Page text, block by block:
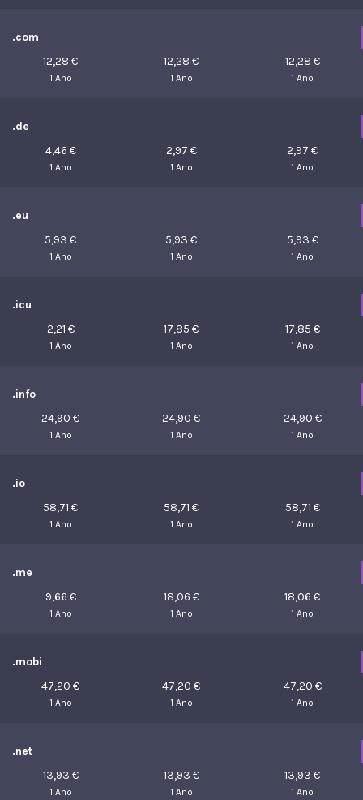
.com
12,28 €
1 Ano
12,28 €
1 Ano
12,28 €
1 Ano
.de
4,46 €
1 Ano
2,97 €
1 Ano
2,97 €
1 Ano
.eu
5,93 €
1 Ano
5,93 €
1 Ano
5,93 €
1 Ano
.icu
2,21 €
1 Ano
17,85 €
1 Ano
17,85 €
1 Ano
.info
24,90 €
1 Ano
24,90 €
1 Ano
24,90 €
1 Ano
.io
58,71 €
1 Ano
58,71 €
1 Ano
58,71 €
1 Ano
.me
9,66 €
1 Ano
18,06 €
1 Ano
18,06 €
1 Ano
.mobi
47,20 €
1 Ano
47,20 €
1 Ano
47,20 €
1 Ano
.net
13,93 €
1 Ano
13,93 €
1 Ano
13,93 €
1 Ano